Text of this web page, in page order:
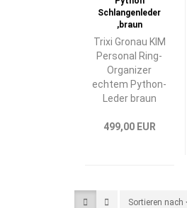
Trixi Gronau KIM
Personal Ring-
Organizer
echtem Python-
Leder braun
499,00 EUR
Sortieren nach
Sortieren nach